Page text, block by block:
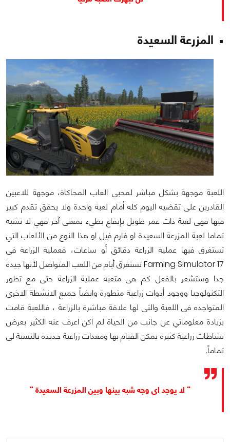
المزرعة السعيدة
اللعبة موجهة بشكل مباشر لمحبى العاب المحاكاة، موجهة للاعبين
القادرين على تقضيه اليوم كله أمام لعبة واحدة ولا يحقق تقدم كبير
فيها فهى لعبة ذات عمر طويل بإيقاع بطيء بمعنى آخر فهي لا تشبه
تماما لعبة المزرعة السعيدة او فارم فيل او هذا النوع من الألعاب التي
تستغرق فيها عملية الزراعة دقائق أو ساعات، فعملية الزراعة فى
Farming Simulator 17 تستغرق أيام من اللعب المتواصل لأنها جيدة
جدا وستشعر بالفعل كم هى متعبة عملية الزراعة حتى مع تطور
التكنولوجيا ووجود أدوات زراعية متطورة وايضاً جميع الانشطة الاخرى
المتواجده فى اللعبة والتى لها علاقة مباشرة بالزراعة ، فاللعبة قامت
بزيادة معلوماتي عن جانب من الحياة لم اكن اعرف عنه الكثير بعرض
نشاطات زراعية كثيرة يمكن القيام بها ومعدات زراعية جديدة بالنسبة لى
تماماً.
" لا يوجد اى وجه شبه بينها وبين المزرعة السعيدة "